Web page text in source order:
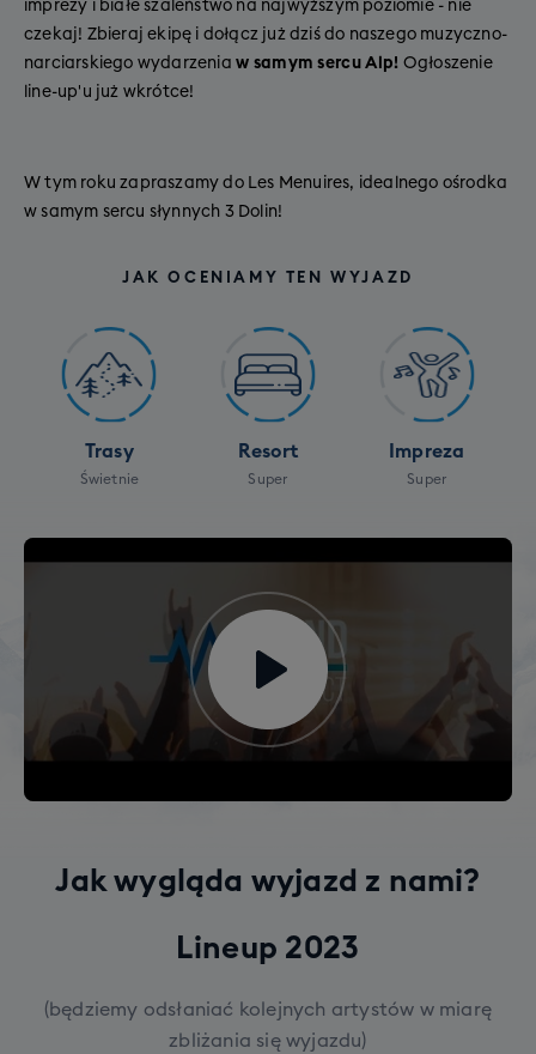
imprezy i białe szaleństwo na najwyższym poziomie - nie
czekaj! Zbieraj ekipę i dołącz już dziś do naszego muzyczno-
narciarskiego wydarzenia w samym sercu Alp! Ogłoszenie
line-up'u już wkrótce!
W tym roku zapraszamy do Les Menuires, idealnego ośrodka
w samym sercu słynnych 3 Dolin!
JAK OCENIAMY TEN WYJAZD
Trasy
Świetnie
Resort
Super
Impreza
Super
Jak wygląda wyjazd z nami?
Lineup 2023
(będziemy odsłaniać kolejnych artystów w miarę
zbliżania się wyjazdu)